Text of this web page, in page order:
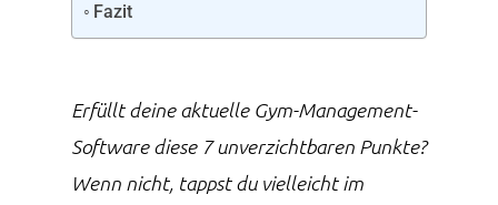
Fazit
Erfüllt deine aktuelle Gym-Management-
Software diese 7 unverzichtbaren Punkte?
Wenn nicht, tappst du vielleicht im